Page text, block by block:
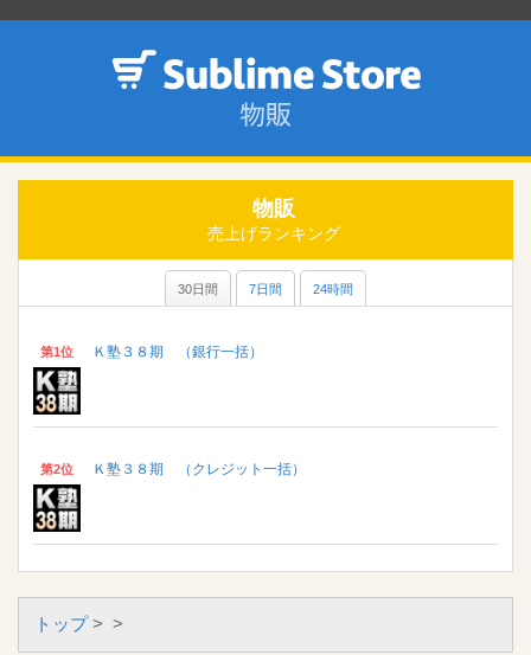
物販
売上げランキング
30日間 7日間 24時間
第1位 Ｋ塾３８期 （銀行一括）
第2位 Ｋ塾３８期 （クレジット一括）
トップ> >